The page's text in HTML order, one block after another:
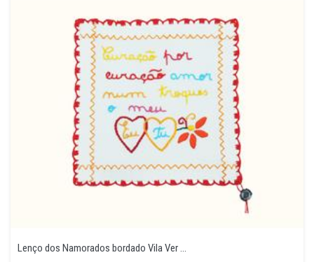
Lenço dos Namorados bordado Vila Ver ...